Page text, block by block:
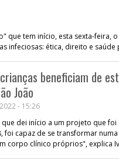
que tem início, esta sexta-feira,
infeciosas: ética, direito e saúde
beneficiam de
João
- 15:26
dei início a um projeto que foi
foi capaz de se transformar
corpo clínico próprios", explica